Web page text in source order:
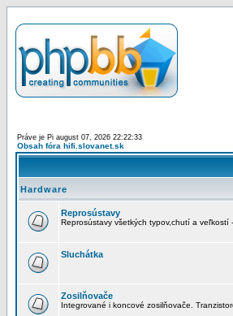
Práve je Pi august 07, 2026 22:22:33
Obsah fóra hifi.slovanet.sk
Hardware
Reprosústavy
Reprosústavy všetkých typov,chutí a
Sluchátka
Zosilňovače
Integrované i koncové zosilňovače.